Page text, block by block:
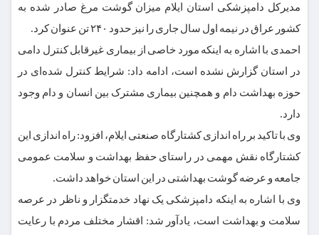
مدیرکل دامپزشکی استان ایلام میزان گوشت مرغ صادر شده به
کشور عراق در نیمه اول سال جاری را نیز حدود ۲۴۰ تن عنوان کرد.
احمدی با اشاره به اینکه مورد خاصی از بیماری غیرقابل کنترل دامی
در استان گزارش نشده است، ادامه داد: شرایط کنترل شده‌ای در
حوزه بهداشت دام و همچنین بیماری مشترک بین انسان و دام وجود
دارد.
وی با تاکید بر راه اندازی کشتارگاه صنعتی ایلام، افزود: راه اندازی این
کشتارگاه نقش مهمی در راستای حفظ بهداشت و سلامت عمومی
جامعه و عرضه گوشت بهداشتی در این استان خواهد داشت.
وی با اشاره به اینکه دامپزشکی یک نهاد خدمتگزار و ناظر در عرصه
سلامت و بهداشت است، یادآور شد: اقشار مختلف مردم با رعایت